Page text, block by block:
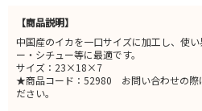
【商品説明】
中国産のイカを一口サイズに加工し、使
ー・シチュー等に最適です。
サイズ：23×18×7
★商品コード：52980 お問い合わせの際
ださい。